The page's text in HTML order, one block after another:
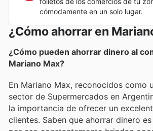
cómodamente en un solo lugar.
¿Cómo ahorrar en
¿Cómo pueden ahorrar dinero al
Mariano Max?
En Mariano Max, reconocidos como
sector de Supermercados en
la importancia de ofrecer un
clientes. Saben que ahorrar dinero